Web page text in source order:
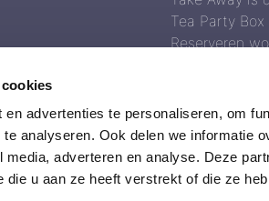
advertenties te personaliseren, om
analyseren. Ook delen we informatie
adverteren en analyse. Deze
die u aan ze heeft verstrekt of die ze
Tea Party
Reserveren